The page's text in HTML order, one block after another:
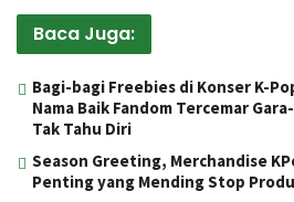
Baca Juga:
Bagi-bagi Freebies di Konser K-
Nama Baik Fandom Tercemar
Tak Tahu Diri
Season Greeting, Merchandise
Penting yang Mending Stop